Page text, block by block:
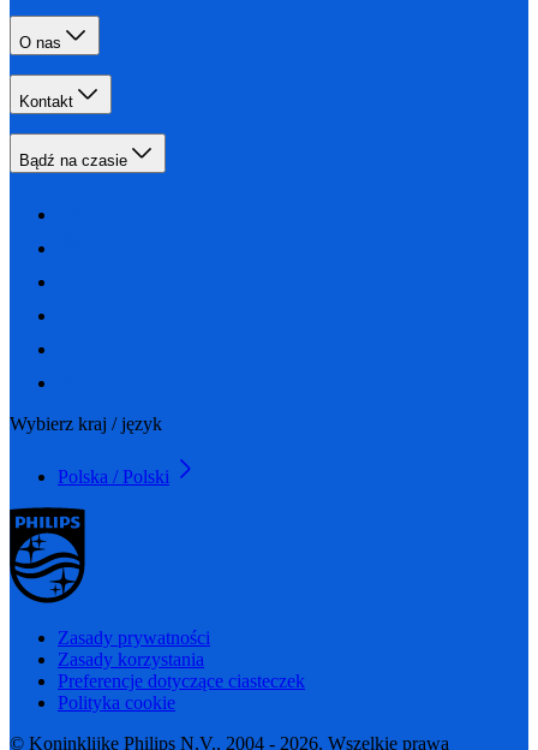
O nas
Kontakt
Bądź na czasie
Wybierz kraj / język
Polska / Polski
Zasady prywatności
Zasady korzystania
Preferencje dotyczące ciasteczek
Polityka cookie
© Koninklijke Philips N.V., 2004 - 2026. Wszelkie prawa